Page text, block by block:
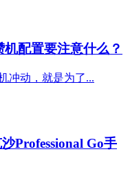
配置要注意什么？
冲动，就是为了...
Professional Go手